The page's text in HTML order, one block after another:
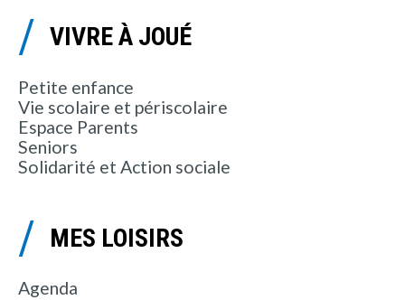
VIVRE À JOUÉ
Petite enfance
Vie scolaire et périscolaire
Espace Parents
Seniors
Solidarité et Action sociale
MES LOISIRS
Agenda